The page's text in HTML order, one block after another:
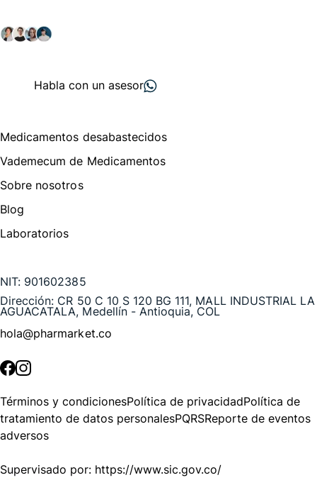
Habla con un asesor
Medicamentos desabastecidos
Vademecum de Medicamentos
Sobre nosotros
Blog
Laboratorios
NIT: 901602385
Dirección: CR 50 C 10 S 120 BG 111, MALL INDUSTRIAL LA
AGUACATALA, Medellín - Antioquia, COL
hola@pharmarket.co
Términos y condicionesPolítica de privacidadPolítica de
tratamiento de datos personalesPQRSReporte de eventos
adversos
Supervisado por: https://www.sic.gov.co/